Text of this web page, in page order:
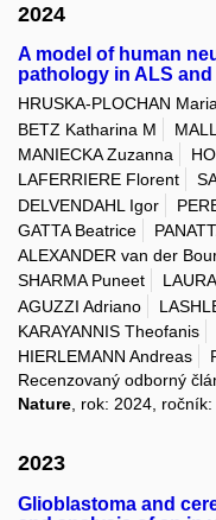
2024
A model of human
pathology in ALS and
HRUSKA-PLOCHAN
BETZ Katharina M
MANIECKA Zuzanna
LAFERRIERE Florent
DELVENDAHL Igor
GATTA Beatrice
ALEXANDER van der
SHARMA Puneet
AGUZZI Adriano
KARAYANNIS Theofanis
HIERLEMANN Andreas
Recenzovaný odborný
Nature, rok: 2024,
2023
Glioblastoma and